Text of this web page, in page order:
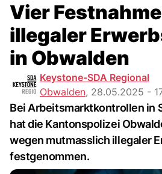
Vier
illegaler
in Obwalden
Keystone-SDA Regional
Obwalden, 28.05.2025 -
Bei Arbeitsmarktkontrollen in
hat die Kantonspolizei
wegen mutmasslich illegaler
festgenommen.